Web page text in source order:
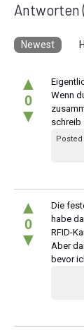
Antworten
Newest
▲
0
▼
Wenn
schreib
Posted
▲
0
▼
Die
habe
RFID-
Aber
bevor